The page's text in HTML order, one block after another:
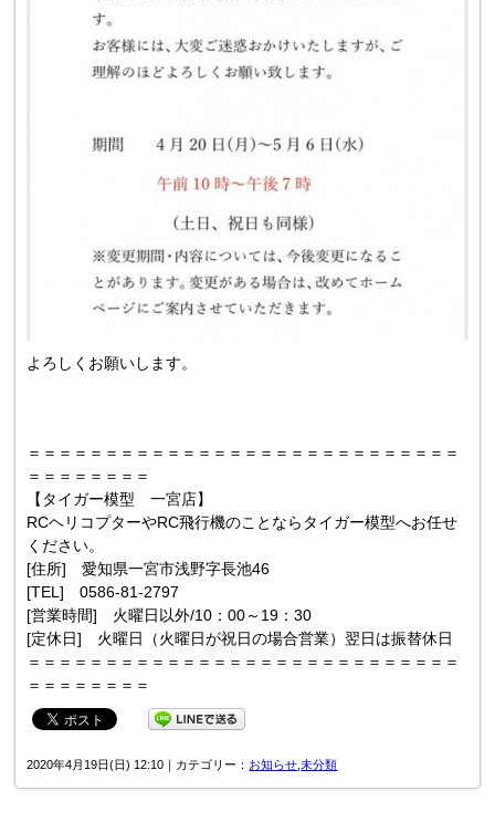
よろしくお願いします。
＝＝＝＝＝＝＝＝＝＝＝＝＝＝＝＝＝＝＝＝＝＝＝＝＝＝＝＝
＝＝＝＝＝＝＝＝
【タイガー模型 一宮店】
RCヘリコプターやRC飛行機のことならタイガー模型へお任せ
ください。
[住所] 愛知県一宮市浅野字長池46
[TEL] 0586-81-2797
[営業時間] 火曜日以外/10：00～19：30
[定休日] 火曜日（火曜日が祝日の場合営業）翌日は振替休日
＝＝＝＝＝＝＝＝＝＝＝＝＝＝＝＝＝＝＝＝＝＝＝＝＝＝＝＝
＝＝＝＝＝＝＝＝
2020年4月19日(日) 12:10｜カテゴリー： お知らせ,未分類